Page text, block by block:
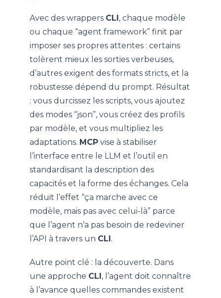
Avec des wrappers CLI , chaque modèle
ou chaque “agent framework” finit par
imposer ses propres attentes : certains
tolèrent mieux les sorties verbeuses,
d’autres exigent des formats stricts, et la
robustesse dépend du prompt. Résultat
: vous durcissez les scripts, vous ajoutez
des modes “json”, vous créez des profils
par modèle, et vous multipliez les
adaptations. MCP vise à stabiliser
l’interface entre le LLM et l’outil en
standardisant la description des
capacités et la forme des échanges. Cela
réduit l’effet “ça marche avec ce
modèle, mais pas avec celui-là” parce
que l’agent n’a pas besoin de redeviner
l’API à travers un CLI .
Autre point clé : la découverte. Dans
une approche CLI , l’agent doit connaître
à l’avance quelles commandes existent